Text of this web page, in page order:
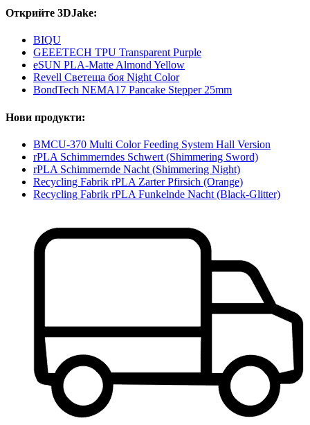
Открийте 3DJake:
BIQU
GEEETECH TPU Transparent Purple
eSUN PLA-Matte Almond Yellow
Revell Светеща боя Night Color
BondTech NEMA17 Pancake Stepper 25mm
Нови продукти:
BMCU-370 Multi Color Feeding System Hall Version
rPLA Schimmerndes Schwert (Shimmering Sword)
rPLA Schimmernde Nacht (Shimmering Night)
Recycling Fabrik rPLA Zarter Pfirsich (Orange)
Recycling Fabrik rPLA Funkelnde Nacht (Black-Glitter)